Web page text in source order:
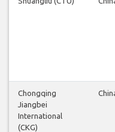
Chongqing
Jiangbei
International
(CKG)